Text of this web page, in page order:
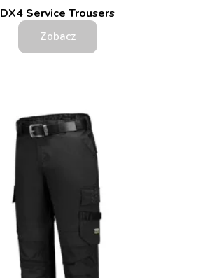
DX4 Service Trousers
Zobacz